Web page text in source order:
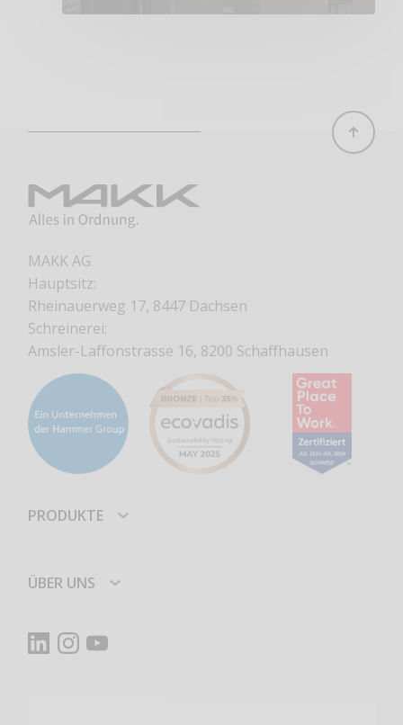
MAKK AG
Hauptsitz:
Rheinauerweg 17, 8447 Dachsen
Schreinerei:
Amsler-Laffonstrasse 16, 8200 Schaffhausen
PRODUKTE
ÜBER UNS